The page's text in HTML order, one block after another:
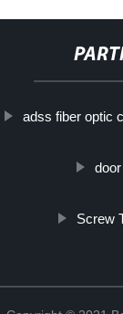
adss fiber optic
Screw